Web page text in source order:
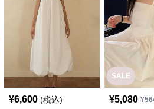
¥6,600 (税込)
SALE
¥5,080 ¥